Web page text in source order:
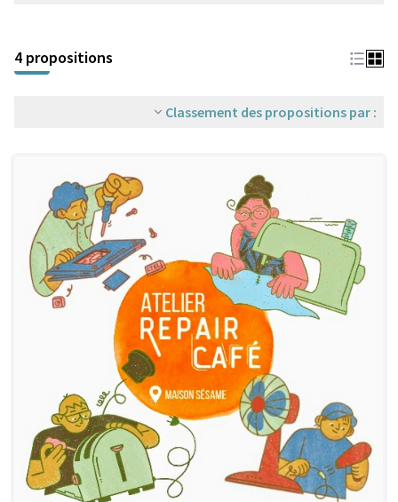
+
−
4 propositions
Classement des propositions par :